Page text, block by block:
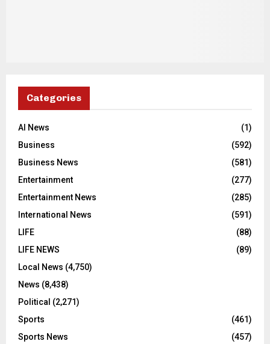
Categories
AI News
(1)
Business
(592)
Business News
(581)
Entertainment
(277)
Entertainment News
(285)
International News
(591)
LIFE
(88)
LIFE NEWS
(89)
Local News (4,750)
News (8,438)
Political (2,271)
Sports
(461)
Sports News
(457)